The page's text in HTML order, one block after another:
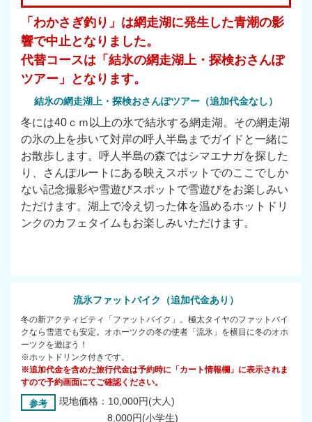
「わかさぎ釣り」は網走湖に発生した青潮の影
響で中止となりました。
代替コースは「結氷の網走湖上・探検おさんぽ
ツアー」となります。
結氷の網走湖上・探検おさんぽツアー（追加代金なし）
冬には40ｃｍ以上の氷で結氷する網走湖。その網走湖
の氷の上を歩いて対岸の呼人半島までガイドと一緒に
お散歩します。呼人半島の森ではシマエナガを探した
り、さんぽルートにある映えスポットでのここでしか
ない記念撮影や雪遊びスポットで雪遊びをお楽しみい
ただけます。湖上で冷え切った体を温めるホットドリ
ンクのカフェタイムもお楽しみいただけます。
流氷ファットバイク（追加代金あり）
冬の新アクティビティ「ファットバイク」。極太タイヤのファットバイ
クなら雪道でも安定。オホーツクの冬の使者「流氷」を横目に冬のオホ
ーツクを遊ぼう！
※ホットドリンク付きです。
※追加代金を含めた旅行代金は予約時に「カート情報欄」に表示されま
すので予約画面にてご確認ください。
参考
現地価格：10,000円(大人)
8,000円(小学生)